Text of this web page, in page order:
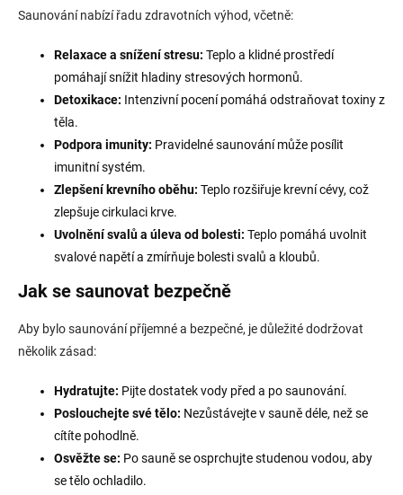
Saunování nabízí řadu zdravotních výhod, včetně:
Relaxace a snížení stresu: Teplo a klidné prostředí
pomáhají snížit hladiny stresových hormonů.
Detoxikace: Intenzivní pocení pomáhá odstraňovat toxiny z
těla.
Podpora imunity: Pravidelné saunování může posílit
imunitní systém.
Zlepšení krevního oběhu: Teplo rozšiřuje krevní cévy, což
zlepšuje cirkulaci krve.
Uvolnění svalů a úleva od bolesti: Teplo pomáhá uvolnit
svalové napětí a zmírňuje bolesti svalů a kloubů.
Jak se saunovat bezpečně
Aby bylo saunování příjemné a bezpečné, je důležité dodržovat
několik zásad:
Hydratujte: Pijte dostatek vody před a po saunování.
Poslouchejte své tělo: Nezůstávejte v sauně déle, než se
cítíte pohodlně.
Osvěžte se: Po sauně se osprchujte studenou vodou, aby
se tělo ochladilo.